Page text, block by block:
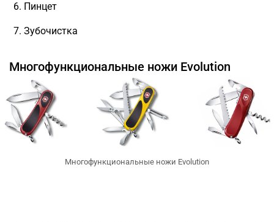
Пинцет
Зубочистка
Многофункциональные ножи Evolution
Многофункциональные ножи Evolution